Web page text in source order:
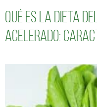
Qué es la dieta
acelerado: